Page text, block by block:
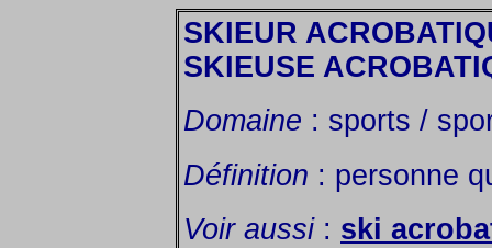
SKIEUR
SKIEUSE
Domaine : sports /
Définition : personne
Voir aussi: ski